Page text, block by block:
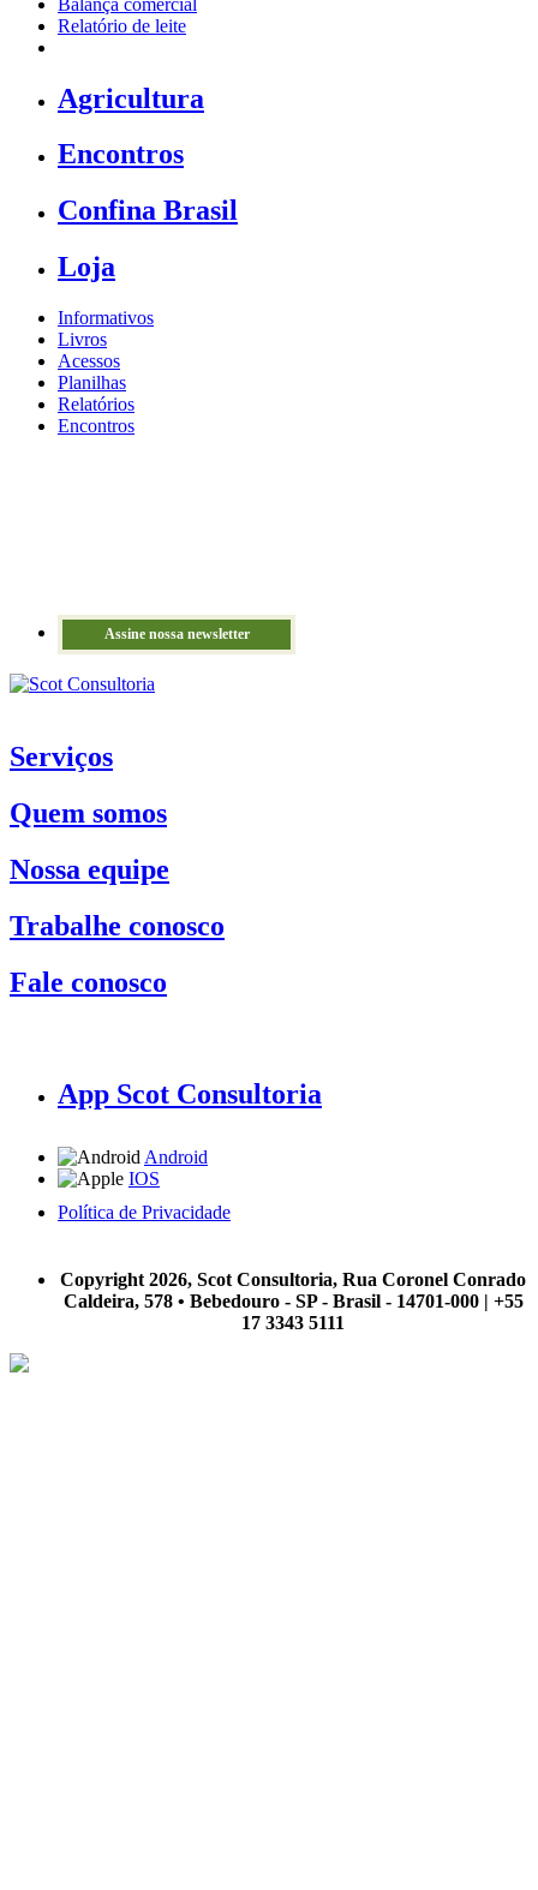
Relatório de leite
Agricultura
Encontros
Confina Brasil
Loja
Informativos
Livros
Acessos
Planilhas
Relatórios
Encontros
Assine nossa newsletter
Serviços
Quem somos
Nossa equipe
Trabalhe conosco
Fale conosco
App Scot Consultoria
Android
IOS
Política de Privacidade
Copyright 2026, Scot Consultoria, Rua Coronel Conrado
Caldeira, 578 • Bebedouro - SP - Brasil - 14701-000 | +55
17 3343 5111